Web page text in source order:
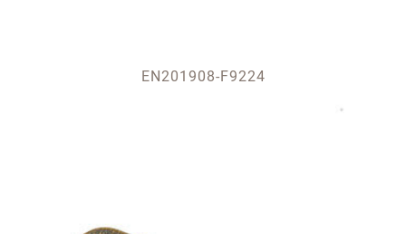
EN201908-F9224